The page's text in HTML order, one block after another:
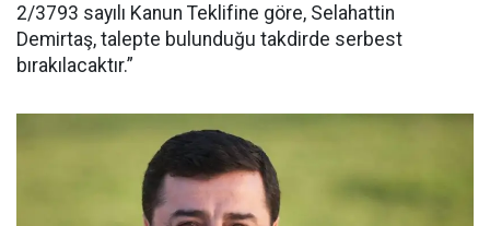
2/3793 sayılı Kanun Teklifine göre, Selahattin
Demirtaş, talepte bulunduğu takdirde serbest
bırakılacaktır.”